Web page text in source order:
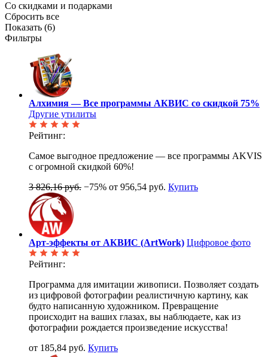
Со скидками и подарками
Сбросить все
Показать (6)
Фильтры
Алхимия — Все программы АКВИС со скидкой 75%
Другие утилиты
Рейтинг:
Самое выгодное предложение — все программы AKVIS
с огромной скидкой 60%!
3 826,16 руб. −75% от 956,54 руб. Купить
Арт-эффекты от АКВИС (ArtWork) Цифровое фото
Рейтинг:
Программа для имитации живописи. Позволяет создать
из цифровой фотографии реалистичную картину, как
будто написанную художником. Превращение
происходит на ваших глазах, вы наблюдаете, как из
фотографии рождается произведение искусства!
от 185,84 руб. Купить